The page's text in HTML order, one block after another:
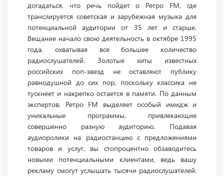
догадаться, что речь пойдет о Ретро FM, где
транслируется советская и зарубежная музыка для
потенциальной аудитории от 35 лет и старше.
Вещание начало свою деятельность в октябре 1995
года, охватывая все большее количество
радиослушателей. Золотые хиты известных
российских поп-звезд не оставляют публику
равнодушной до сих пор, поскольку классика не
тускнеет и накрепко остается в памяти. По данным
экспертов, Ретро FM выделяет особый имидж и
уникальные программы, привлекающие
совершенно разную аудиторию. Подавая
аудиоролики на радиостанцию с предложениями
товаров и услуг, вы стопроцентно обзаводитесь
новыми потенциальными клиентами, ведь вашу
рекламу смогут услышать тысячи радиослушателей.